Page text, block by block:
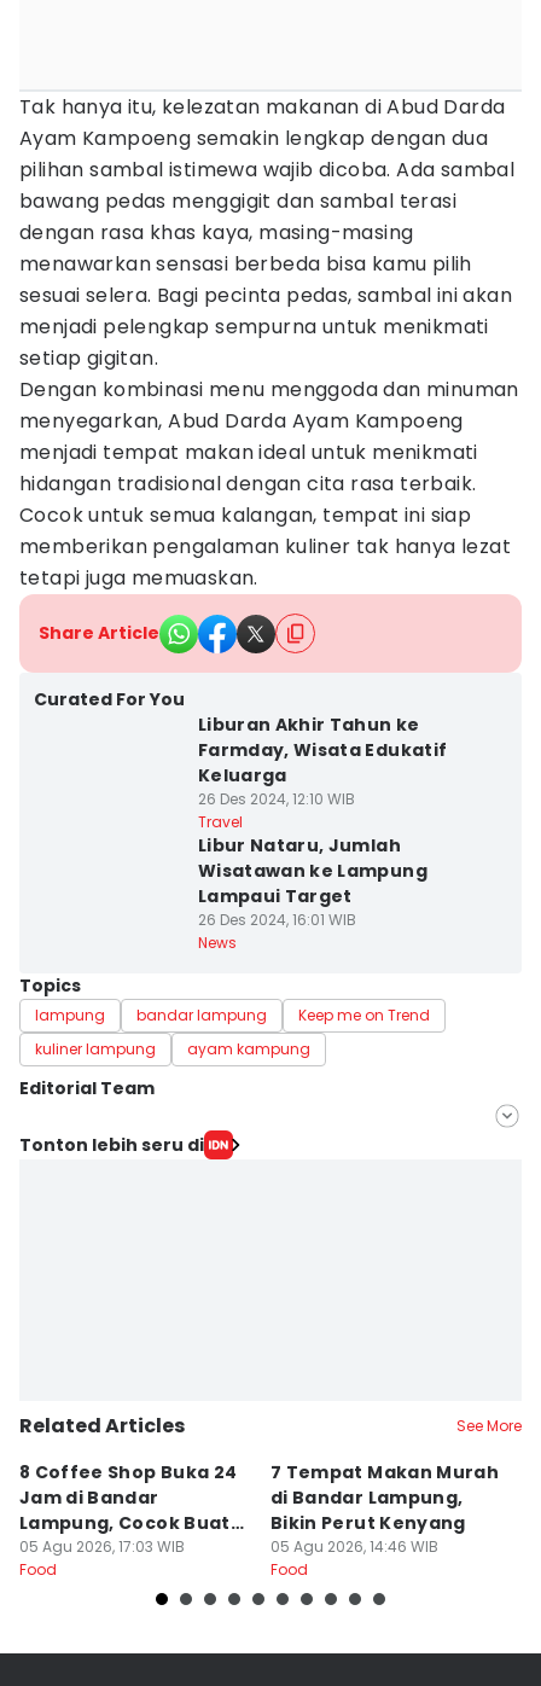
Tak hanya itu, kelezatan makanan di Abud Darda
Ayam Kampoeng semakin lengkap dengan dua
pilihan sambal istimewa wajib dicoba. Ada sambal
bawang pedas menggigit dan sambal terasi
dengan rasa khas kaya, masing-masing
menawarkan sensasi berbeda bisa kamu pilih
sesuai selera. Bagi pecinta pedas, sambal ini akan
menjadi pelengkap sempurna untuk menikmati
setiap gigitan.
Dengan kombinasi menu menggoda dan minuman
menyegarkan, Abud Darda Ayam Kampoeng
menjadi tempat makan ideal untuk menikmati
hidangan tradisional dengan cita rasa terbaik.
Cocok untuk semua kalangan, tempat ini siap
memberikan pengalaman kuliner tak hanya lezat
tetapi juga memuaskan.
Share Article
Curated For You
Liburan Akhir Tahun ke
Farmday, Wisata Edukatif
Keluarga
26 Des 2024, 12:10 WIB
Travel
Libur Nataru, Jumlah
Wisatawan ke Lampung
Lampaui Target
26 Des 2024, 16:01 WIB
News
Topics
lampung bandar lampung
Keep me on Trend
kuliner lampung
ayam kampung
Editorial Team
Editor
Tonton lebih seru di
Related Articles See More
8 Coffee Shop Buka 24
Jam di Bandar
Lampung, Cocok Buat
Begadang
05 Agu 2026, 17:03 WIB
Food
7 Tempat Makan Murah
di Bandar Lampung,
Bikin Perut Kenyang
05 Agu 2026, 14:46 WIB
Food